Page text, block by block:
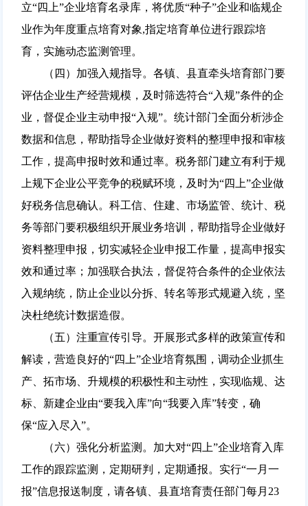
立“四上”企业培育名录库，将优质“种子”企业和临规企
业作为年度重点培育对象,指定培育单位进行跟踪培
育，实施动态监测管理。
（四）加强入规指导。各镇、县直牵头培育部门要
评估企业生产经营规模，及时筛选符合“入规”条件的企
业，督促企业主动申报“入规”。统计部门全面分析涉企
数据和信息，帮助指导企业做好资料的整理申报和审核
工作，提高申报时效和通过率。税务部门建立有利于规
上规下企业公平竞争的税赋环境，及时为“四上”企业做
好税务信息确认。科工信、住建、市场监管、统计、税
务等部门要积极组织开展业务培训，帮助指导企业做好
资料整理申报，切实减轻企业申报工作量，提高申报实
效和通过率；加强联合执法，督促符合条件的企业依法
入规纳统，防止企业以分拆、转名等形式规避入统，坚
决杜绝统计数据造假。
（五）注重宣传引导。开展形式多样的政策宣传和
解读，营造良好的“四上”企业培育氛围，调动企业抓生
产、拓市场、升规模的积极性和主动性，实现临规、达
标、新建企业由“要我入库”向“我要入库”转变，确
保“应入尽入”。
（六）强化分析监测。加大对“四上”企业培育入库
工作的跟踪监测，定期研判，定期通报。实行“一月一
报”信息报送制度，请各镇、县直培育责任部门每月23